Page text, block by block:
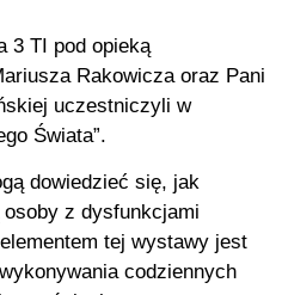
3 TI pod opieką
Rakowicza oraz Pani
uczestniczyli w
Świata”.
dowiedzieć się, jak
osoby z dysfunkcjami
tej wystawy jest
codziennych